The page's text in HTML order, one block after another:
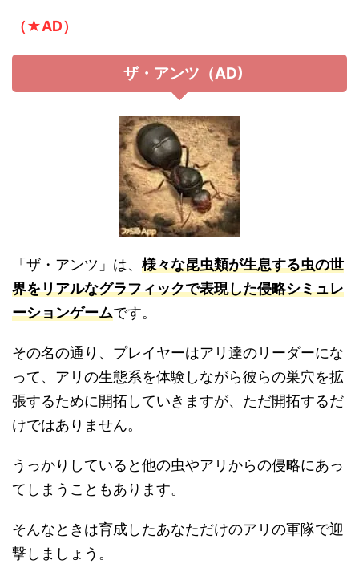
（★AD）
ザ・アンツ（AD)
「ザ・アンツ」は、 様々な昆虫類が生息する虫の世
界をリアルなグラフィックで表現した侵略シミュレ
ーションゲームです。
その名の通り、プレイヤーはアリ達のリーダーにな
って、アリの生態系を体験しながら彼らの巣穴を拡
張するために開拓していきますが、ただ開拓するだ
けではありません。
うっかりしていると他の虫やアリからの侵略にあっ
てしまうこともあります。
そんなときは育成したあなただけのアリの軍隊で迎
撃しましょう。